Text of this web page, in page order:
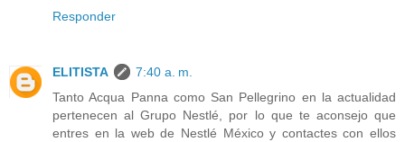
Responder
ELITISTA
7:40 a. m.
Tanto Acqua Panna como San Pellegrino en la actualidad
pertenecen al Grupo Nestlé, por lo que te aconsejo que
entres en la web de Nestlé México y contactes con ellos